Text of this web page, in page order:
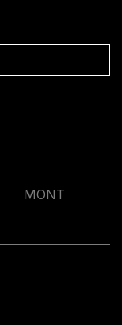
MONT